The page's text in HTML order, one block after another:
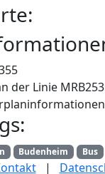
der Linie
Budenheim Bus
|